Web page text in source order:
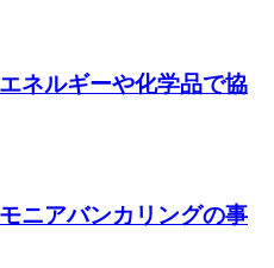
ネルギーや化学品で協
ニアバンカリングの事